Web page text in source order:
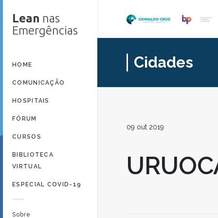
Lean nas
Emergências
HOME
COMUNICAÇÃO
HOSPITAIS
FÓRUM
CURSOS
BIBLIOTECA
VIRTUAL
ESPECIAL COVID-19
Sobre
Cidades
09 out 2019